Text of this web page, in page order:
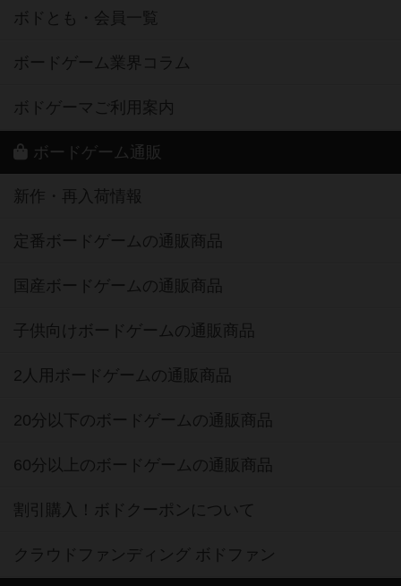
ボドとも・会員一覧
ボードゲーム業界コラム
ボドゲーマご利用案内
ボードゲーム通販
新作・再入荷情報
定番ボードゲームの通販商品
国産ボードゲームの通販商品
子供向けボードゲームの通販商品
2人用ボードゲームの通販商品
20分以下のボードゲームの通販商品
60分以上のボードゲームの通販商品
割引購入！ボドクーポンについて
クラウドファンディング ボドファン